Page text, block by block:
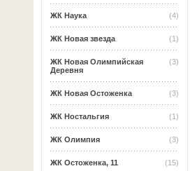
(4)
ЖК Наука
(1)
ЖК Новая звезда
(3)
ЖК Новая Олимпийская
Деревня
(3)
ЖК Новая Остоженка
(1)
ЖК Ностальгия
(3)
ЖК Олимпия
(15)
ЖК Остоженка, 11